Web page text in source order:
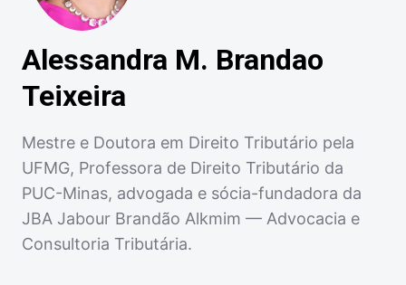
Alessandra M. Brandao
Teixeira
Mestre e Doutora em Direito Tributário pela
UFMG, Professora de Direito Tributário da
PUC-Minas, advogada e sócia-fundadora da
JBA Jabour Brandão Alkmim — Advocacia e
Consultoria Tributária.